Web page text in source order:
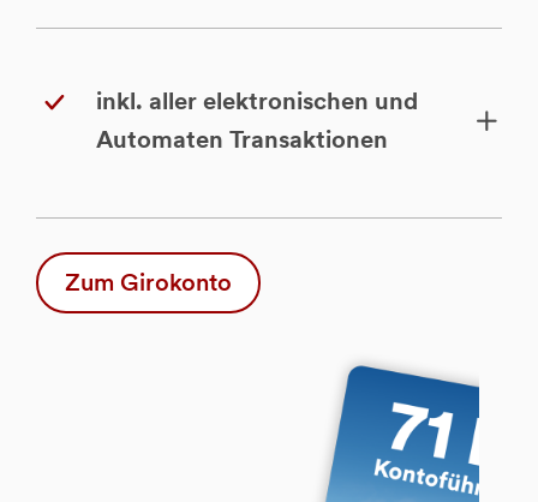
inkl. aller elektronischen und
Automaten Transaktionen
Zum Girokonto